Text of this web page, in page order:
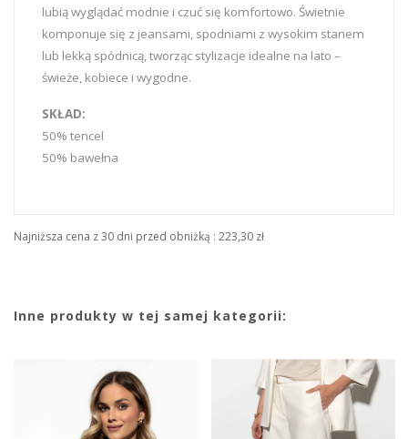
lubią wyglądać modnie i czuć się komfortowo. Świetnie
komponuje się z jeansami, spodniami z wysokim stanem
lub lekką spódnicą, tworząc stylizacje idealne na lato –
świeże, kobiece i wygodne.
SKŁAD:
50% tencel
50% bawełna
Najniższa cena z 30 dni przed obniżką : 223,30 zł
Inne produkty w tej samej kategorii: